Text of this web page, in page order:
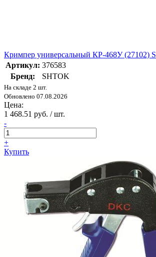
Кримпер универсальный КР-468У (27102)
Артикул: 376583
Бренд:
SHTOK
На складе 2 шт.
Обновлено 07.08.2026
Цена:
1 468.51 руб. / шт.
-
+
Купить